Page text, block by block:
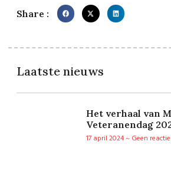
Share :
Laatste nieuws
Het verhaal van
Veteranendag
17 april 2024
Geen